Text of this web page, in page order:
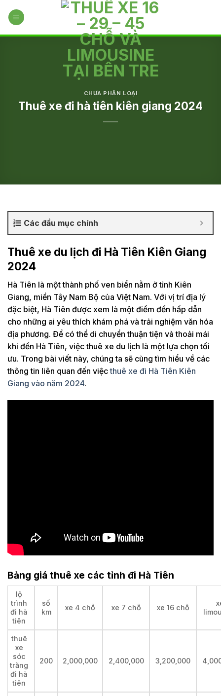
CHƯA PHÂN LOẠI
Thuê xe đi hà tiên kiên giang 2024
Các đầu mục chính
Thuê xe du lịch đi Hà Tiên Kiên Giang
2024
Hà Tiên là một thành phố ven biển nằm ở tỉnh Kiên
Giang, miền Tây Nam Bộ của Việt Nam. Với vị trí địa lý
đặc biệt, Hà Tiên được xem là một điểm đến hấp dẫn
cho những ai yêu thích khám phá và trải nghiệm văn hóa
địa phương. Để có thể di chuyển thuận tiện và thoải mái
khi đến Hà Tiên, việc thuê xe du lịch là một lựa chọn tối
ưu. Trong bài viết này, chúng ta sẽ cùng tìm hiểu về các
thông tin liên quan đến việcthuê xe đi Hà Tiên Kiên
Giang vào năm 2024.
Bảng giá thuê xe các tỉnh đi Hà Tiên
lộ
trình
đi hà
tiên
số
km
xe 4 chỗ xe 7 chỗ xe 16 chỗ
thuê
xe
sóc
trăng
đi hà
tiên
200 2,000,000 2,400,000 3,200,000